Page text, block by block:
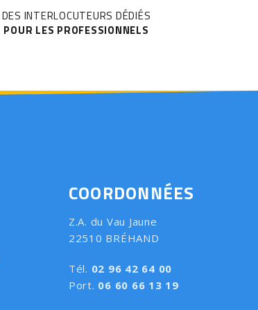
DES INTERLOCUTEURS DÉDIÉS
POUR LES PROFESSIONNELS
COORDONNÉES
Z.A. du Vau Jaune
22510 BRÉHAND
Tél. 02 96 42 64 00
Port. 06 60 66 13 19